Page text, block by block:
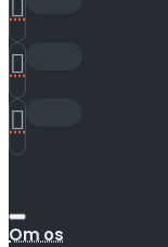
Om os